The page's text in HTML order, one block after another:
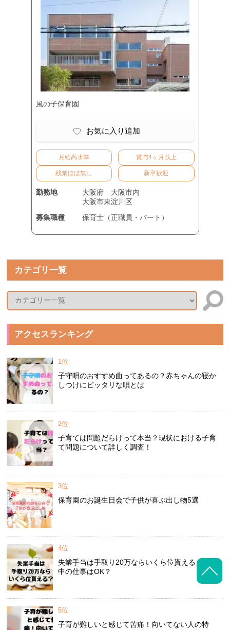
風の子保育園
お気に入り追加
月給高水準 賞与4ヶ月以上
残業ほぼ無し 新卒歓迎
勤務地 大阪府
大阪市内
大阪市東淀川区
募集職種
保育士（正職員・パート）
カテゴリ一覧
アクセスランキング
1位
子守唄のおすすめ曲ってあるの？赤ちゃんの寝か
しつけにピッタリな唄とは
2位
子育ては問題だらけって本当？現状における子育
て問題について詳しく調査！
3位
保育園のお誕生日会で子供が喜ぶ出し物5選
4位
失業手当は手取り20万ならいくら位貰える？受給
中の仕事はOK？
5位
子育が難しいと感じて苦痛！向いてない人の特